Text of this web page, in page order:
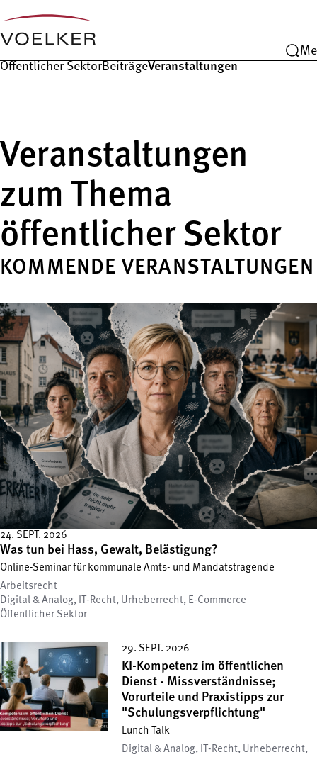
Öffentlicher SektorBeiträgeVeranstaltungen
Veranstaltungen
zum Thema
öffentlicher Sektor
KOMMENDE VERANSTALTUNGEN
24. SEPT. 2026
Was tun bei Hass, Gewalt, Belästigung?
Online-Seminar für kommunale Amts- und Mandatstragende
Arbeitsrecht
Digital & Analog, IT-Recht, Urheberrecht, E-Commerce
Öffentlicher Sektor
29. SEPT. 2026
KI-Kompetenz im öffentlichen
Dienst - Missverständnisse;
Vorurteile und Praxistipps zur
"Schulungsverpflichtung"
Lunch Talk
Digital & Analog, IT-Recht, Urheberrecht,